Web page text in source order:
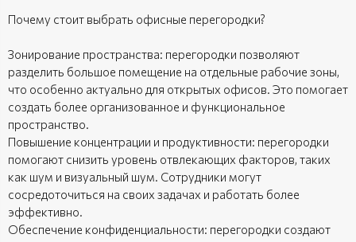
Почему стоит выбрать офисные перегородки?
Зонирование пространства: перегородки позволяют
разделить большое помещение на отдельные рабочие зоны,
что особенно актуально для открытых офисов. Это помогает
создать более организованное и функциональное
пространство.
Повышение концентрации и продуктивности: перегородки
помогают снизить уровень отвлекающих факторов, таких
как шум и визуальный шум. Сотрудники могут
сосредоточиться на своих задачах и работать более
эффективно.
Обеспечение конфиденциальности: перегородки создают